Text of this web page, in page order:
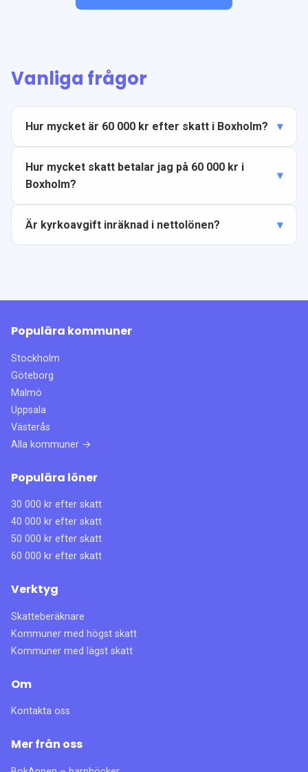
Vanliga frågor
Hur mycket är 60 000 kr efter skatt i Boxholm?
Hur mycket skatt betalar jag på 60 000 kr i
Boxholm?
Är kyrkoavgift inräknad i nettolönen?
Populära kommuner
Stockholm
Göteborg
Malmö
Uppsala
Västerås
Alla kommuner →
Populära löner
30 000 kr efter skatt
40 000 kr efter skatt
50 000 kr efter skatt
60 000 kr efter skatt
Verktyg
Skatteberäknare
Kommuner med högst skatt
Kommuner med lägst skatt
Om
Kontakta oss
Mer från oss